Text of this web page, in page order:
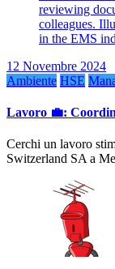
12 Novembre 2024
Ambiente HSE
Lavoro 💼:
Cerchi un lavoro
Switzerland SA a